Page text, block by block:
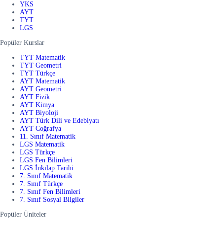
YKS
AYT
TYT
LGS
Popüler Kurslar
TYT Matematik
TYT Geometri
TYT Türkçe
AYT Matematik
AYT Geometri
AYT Fizik
AYT Kimya
AYT Biyoloji
AYT Türk Dili ve Edebiyatı
AYT Coğrafya
11. Sınıf Matematik
LGS Matematik
LGS Türkçe
LGS Fen Bilimleri
LGS İnkılap Tarihi
7. Sınıf Matematik
7. Sınıf Türkçe
7. Sınıf Fen Bilimleri
7. Sınıf Sosyal Bilgiler
Popüler Üniteler